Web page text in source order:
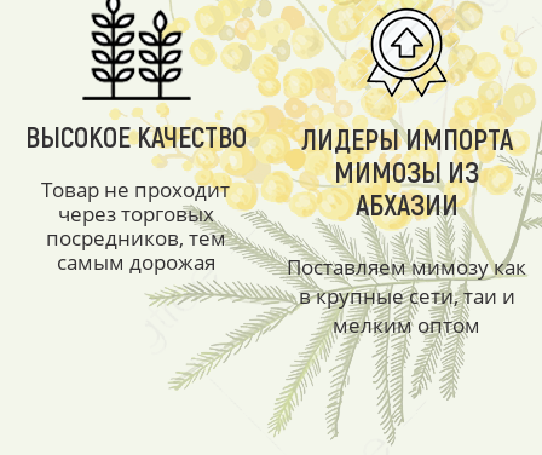
ВЫСОКОЕ КАЧЕСТВО
Товар не проходит
через торговых
посредников, тем
самым дорожая
ЛИДЕРЫ ИМПОРТА
МИМОЗЫ ИЗ
АБХАЗИИ
Поставляем мимозу как
в крупные сети, таи и
мелким оптом